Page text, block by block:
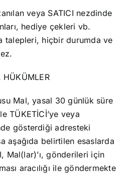
veya SATICI nezdinde
hediye çekleri vb.
talepleri, hiçbir durumda ve
HÜKÜMLER
Mal, yasal 30 günlük süre
TÜKETİCİ’ye veya
gösterdiği adresteki
aşağıda belirtilen esaslarda
Mal(lar)’ı, gönderileri için
aracılığı ile göndermekte